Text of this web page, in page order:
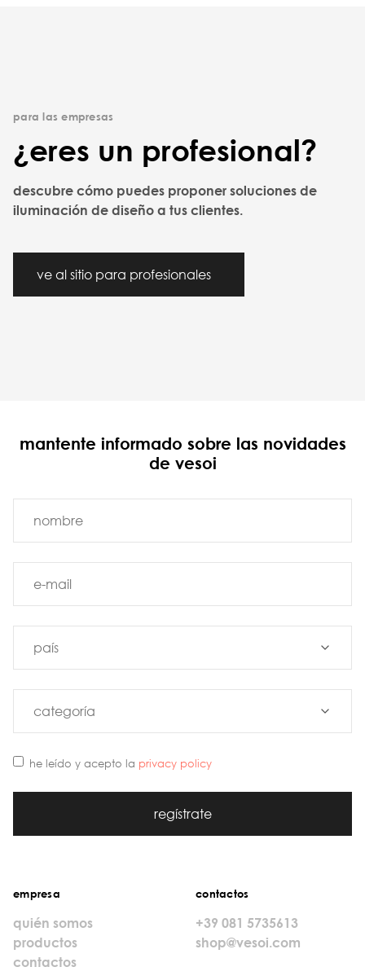
para las empresas
¿eres un profesional?
descubre cómo puedes proponer soluciones de
iluminación de diseño a tus clientes.
ve al sitio para profesionales
mantente informado sobre las novidades
de vesoi
he leído y acepto la privacy policy
regístrate
empresa
quién somos
productos
contactos
contactos
+39 081 5735613
shop@vesoi.com